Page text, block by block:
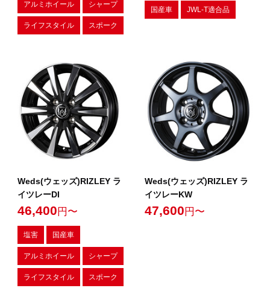
アルミホイール シャープ
ライフスタイル スポーク
国産車 JWL-T適合品
Weds(ウェッズ)RIZLEY ラ
イツレーDI
46,400 円〜
塩害 国産車
アルミホイール シャープ
ライフスタイル スポーク
Weds(ウェッズ)RIZLEY ラ
イツレーKW
47,600 円〜